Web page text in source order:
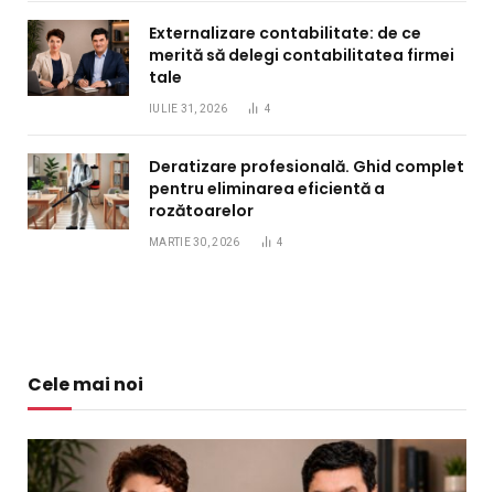
Externalizare contabilitate: de ce
merită să delegi contabilitatea firmei
tale
IULIE 31, 2026 4
Deratizare profesională. Ghid complet
pentru eliminarea eficientă a
rozătoarelor
MARTIE 30, 2026 4
Cele mai noi